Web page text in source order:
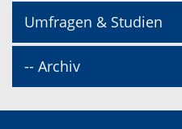
Umfragen & Studien
-- Archiv